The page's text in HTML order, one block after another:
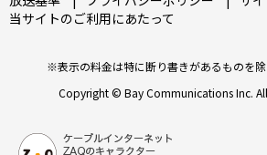
当サイトのご利用にあたって
※表示の料金は特に断り書きがあるものを除
Copyright © Bay Communications Inc. All